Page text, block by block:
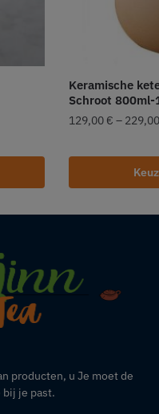
Keramische
Schroot 800ml-
129,00 € –
producten, u Je moet de
je past.